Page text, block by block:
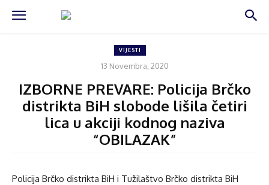
VIJESTI
13 Novembra, 2020
IZBORNE PREVARE: Policija Brčko
distrikta BiH slobode lišila četiri
lica u akciji kodnog naziva
“OBILAZAK”
Policija Brčko distrikta BiH i Tužilaštvo Brčko distrikta BiH